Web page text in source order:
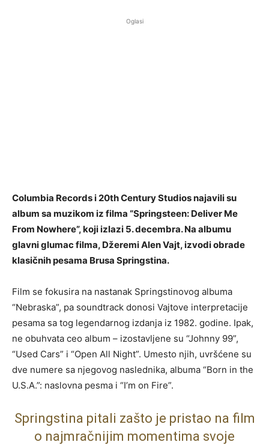
Oglasi
Columbia Records i 20th Century Studios najavili su
album sa muzikom iz filma “Springsteen: Deliver Me
From Nowhere”, koji izlazi 5. decembra. Na albumu
glavni glumac filma, Džeremi Alen Vajt, izvodi obrade
klasičnih pesama Brusa Springstina.
Film se fokusira na nastanak Springstinovog albuma
“Nebraska”, pa soundtrack donosi Vajtove interpretacije
pesama sa tog legendarnog izdanja iz 1982. godine. Ipak,
ne obuhvata ceo album – izostavljene su “Johnny 99”,
“Used Cars” i “Open All Night”. Umesto njih, uvršćene su
dve numere sa njegovog naslednika, albuma “Born in the
U.S.A.”: naslovna pesma i “I’m on Fire”.
Springstina pitali zašto je pristao na film
o najmračnijim momentima svoje